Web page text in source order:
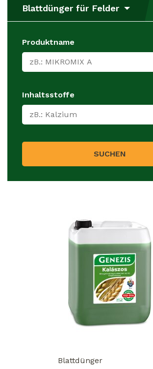
Blattdünger für Felder
Produktname
Inhaltsstoffe
SUCHEN
Blattdünger